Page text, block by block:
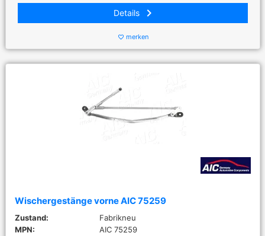
Details keyboard_arrow_right
favorite_border merken
Wischergestänge vorne AIC 75259
Zustand:
Fabrikneu
MPN:
AIC 75259